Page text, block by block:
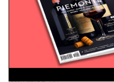
Compagnie Des Indes
53,5% | Juuls | 750 kr.
Krydret næse. Sødmefuld i
varme krydderier og